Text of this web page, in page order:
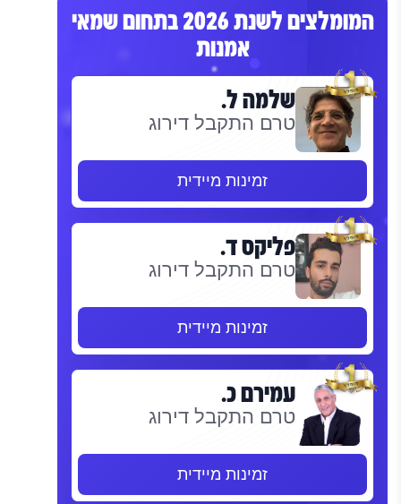
המומלצים לשנת 2026 בתחום שמאי
אמנות
שלמה ל.
טרם התקבל דירוג
זמינות מיידית
פליקס ד.
טרם התקבל דירוג
זמינות מיידית
עמירם כ.
טרם התקבל דירוג
זמינות מיידית